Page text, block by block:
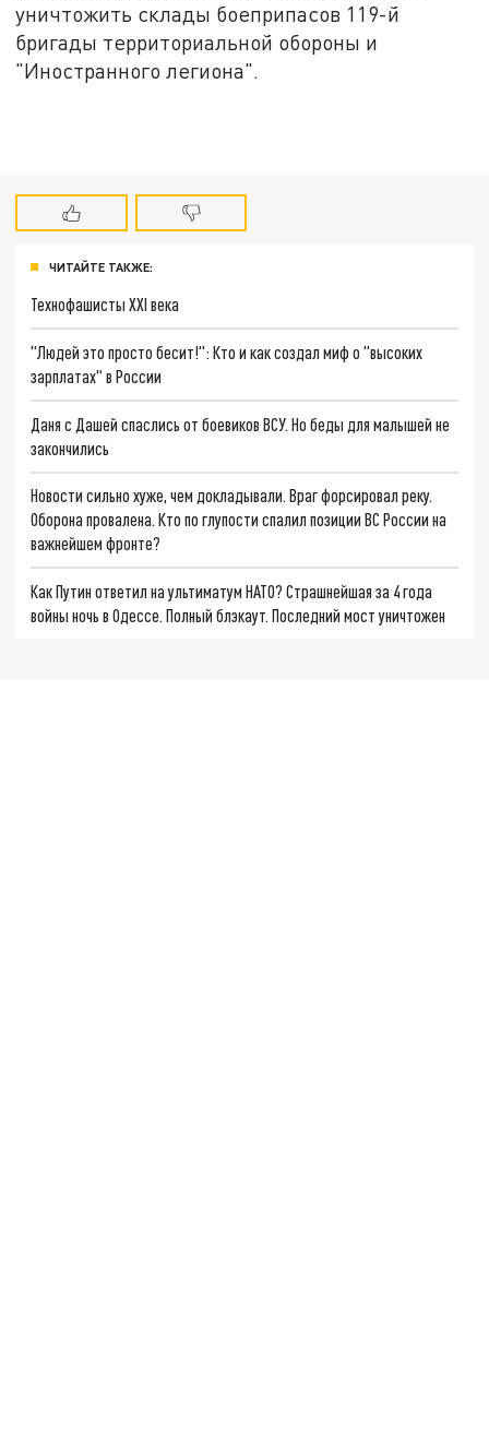
уничтожить склады боеприпасов 119-й
бригады территориальной обороны и
"Иностранного легиона".
ЧИТАЙТЕ ТАКЖЕ:
Технофашисты XXI века
"Людей это просто бесит!": Кто и как создал миф о "высоких
зарплатах" в России
Даня с Дашей спаслись от боевиков ВСУ. Но беды для малышей не
закончились
Новости сильно хуже, чем докладывали. Враг форсировал реку.
Оборона провалена. Кто по глупости спалил позиции ВС России на
важнейшем фронте?
Как Путин ответил на ультиматум НАТО? Страшнейшая за 4 года
войны ночь в Одессе. Полный блэкаут. Последний мост уничтожен